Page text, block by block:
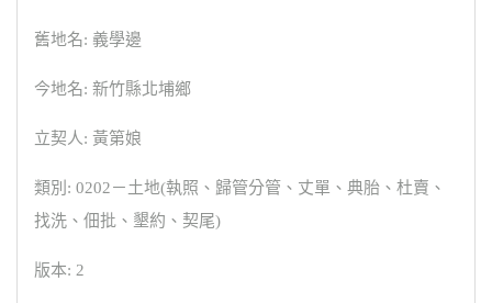
舊地名: 義學邊
今地名: 新竹縣北埔鄉
立契人: 黃第娘
類別: 0202－土地(執照、歸管分管、丈單、典胎、杜賣、
找洗、佃批、墾約、契尾)
版本: 2